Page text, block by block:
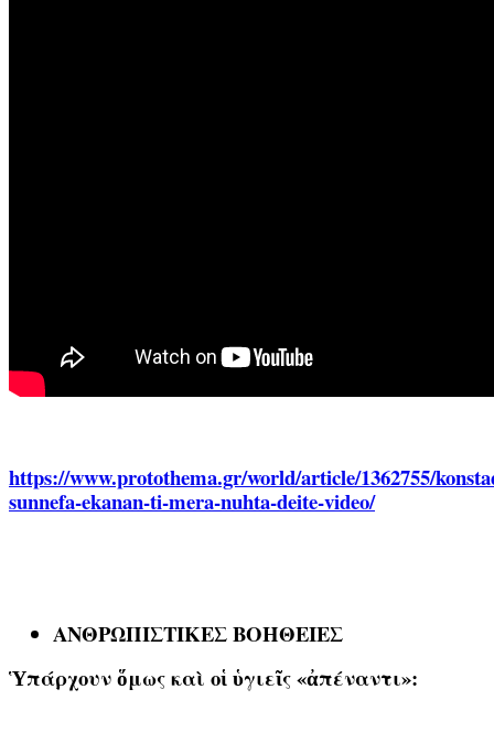
https://www.protothema.gr/world/article/1362755/
sunnefa-ekanan-ti-mera-nuhta-deite-video/
ΑΝΘΡΩΠΙΣΤΙΚΕΣ ΒΟΗΘΕΙΕΣ
Ὑπάρχουν ὅμως καὶ οἱ ὑγιεῖς «ἀπέναντι»: